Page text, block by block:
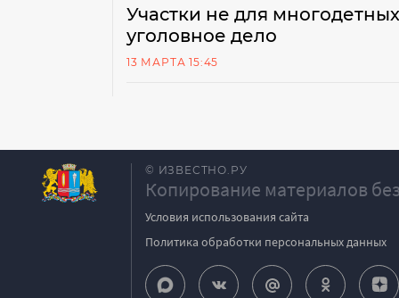
Участки не для
уголовное дело
13 МАРТА 15:45
© ИЗВЕСТНО.РУ
Копирование материалов
Условия использования сайта
Политика обработки персональных данных